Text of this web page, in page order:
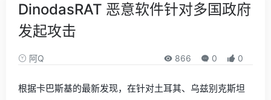
DinodasRAT 恶意软件针对多国政府
发起攻击
阿Q 866 0 0
根据卡巴斯基的最新发现，在针对土耳其、乌兹别克斯坦